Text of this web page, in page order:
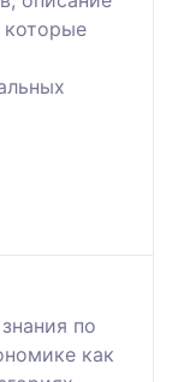
по
как